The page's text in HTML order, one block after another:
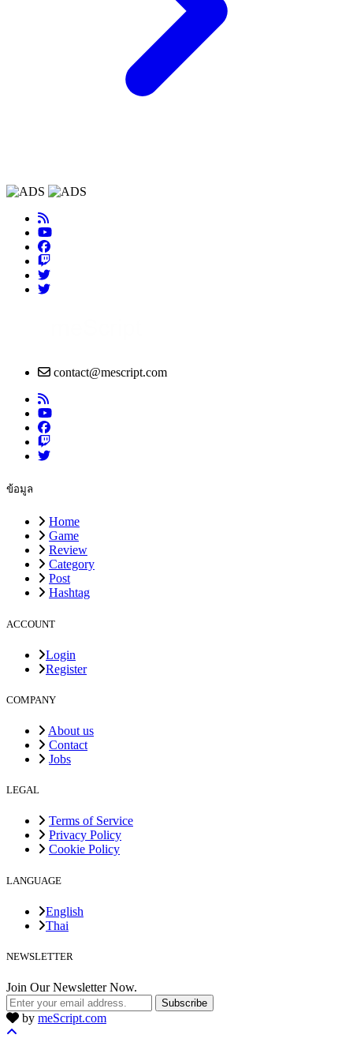
contact@mescript.com
ข้อมูล
Home
Game
Review
Category
Post
Hashtag
ACCOUNT
Login
Register
COMPANY
About us
Contact
Jobs
LEGAL
Terms of Service
Privacy Policy
Cookie Policy
LANGUAGE
English
Thai
NEWSLETTER
Join Our Newsletter Now.
Subscribe
by meScript.com